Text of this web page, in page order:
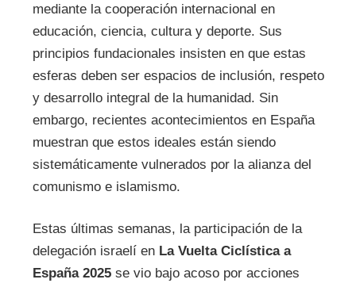
mediante la cooperación internacional en
educación, ciencia, cultura y deporte. Sus
principios fundacionales insisten en que estas
esferas deben ser espacios de inclusión, respeto
y desarrollo integral de la humanidad. Sin
embargo, recientes acontecimientos en España
muestran que estos ideales están siendo
sistemáticamente vulnerados por la alianza del
comunismo e islamismo.
Estas últimas semanas, la participación de la
delegación israelí en La Vuelta Ciclística a
España 2025se vio bajo acoso por acciones